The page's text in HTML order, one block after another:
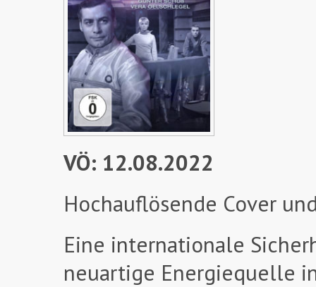
VÖ: 12.08.2022
Hochauflösende Cover
Eine internationale
neuartige Energiequelle